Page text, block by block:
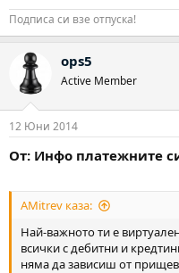
Подписа си взе отпуска!
ops5
Active Member
12 Юни 2014
От: Инфо платежните
AMitrev каза:
Най-важното ти е
всички с дебитни и
няма да зависиш от